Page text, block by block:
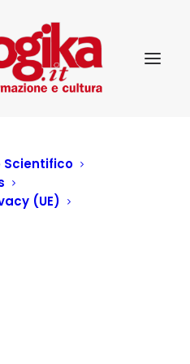
Scientifico
(UE)
SERVIZI E